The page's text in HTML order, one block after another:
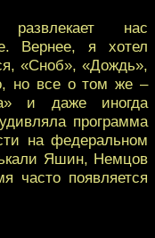
нас
Вернее, я хотел
«Сноб», «Дождь»,
но все о том же –
и даже иногда
программа
на федеральном
Яшин, Немцов
часто появляется